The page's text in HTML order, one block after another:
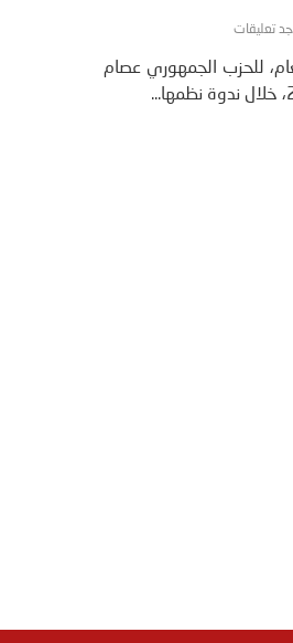
تعليقات
للحزب الجمهوري عصام